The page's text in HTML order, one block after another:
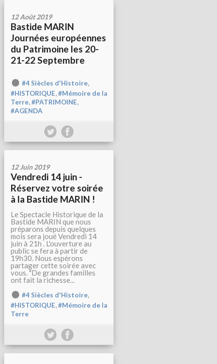
12 Août 2019
Bastide MARIN
Journées européennes
du Patrimoine les 20-
21-22 Septembre
#4 Siècles d'Histoire,
#HISTORIQUE,#Mémoire de la
Terre,#PATRIMOINE,
#AGENDA
12 Juin 2019
Vendredi 14 juin -
Réservez votre soirée
à la Bastide MARIN !
Le Spectacle Historique de la
Bastide MARIN que nous
préparons depuis quelques
mois sera joué Vendredi 14
juin à 21h . L'ouverture au
public se fera à partir de
19h30. Nous espérons
partager cette soirée avec
vous. "De grandes familles
ont fait la richesse...
#4 Siècles d'Histoire,
#HISTORIQUE,#Mémoire de la
Terre